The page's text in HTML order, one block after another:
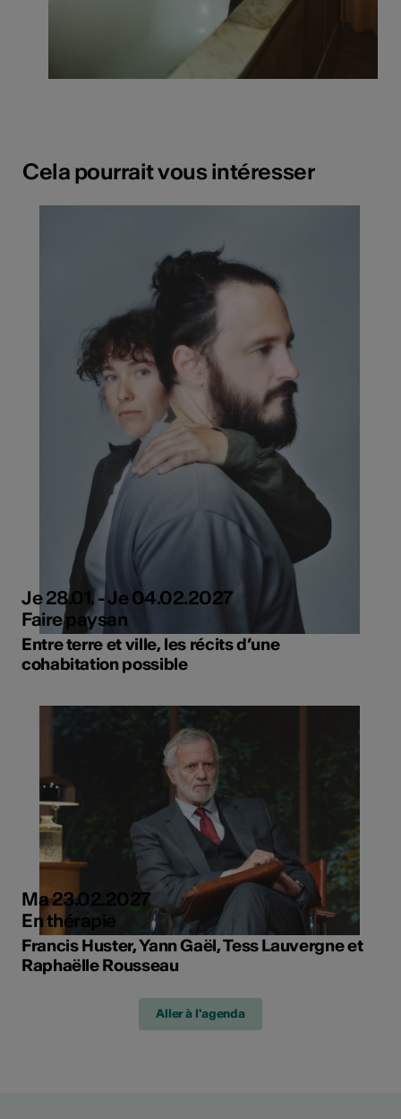
Cela pourrait vous intéresser
Je 28.01. - Je 04.02.2027
Faire paysan
Entre terre et ville, les récits d’une
cohabitation possible
Ma 23.02.2027
En thérapie
Francis Huster, Yann Gaël, Tess Lauvergne et
Raphaëlle Rousseau
Aller à l'agenda